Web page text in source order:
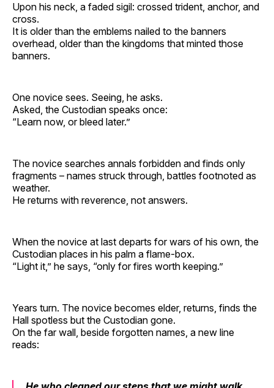
Upon his neck, a faded sigil: crossed trident, anchor, and
cross.
It is older than the emblems nailed to the banners
overhead, older than the kingdoms that minted those
banners.
One novice sees. Seeing, he asks.
Asked, the Custodian speaks once:
“Learn now, or bleed later.”
The novice searches annals forbidden and finds only
fragments – names struck through, battles footnoted as
weather.
He returns with reverence, not answers.
When the novice at last departs for wars of his own, the
Custodian places in his palm a flame‑box.
“Light it,” he says, “only for fires worth keeping.”
Years turn. The novice becomes elder, returns, finds the
Hall spotless but the Custodian gone.
On the far wall, beside forgotten names, a new line
reads: